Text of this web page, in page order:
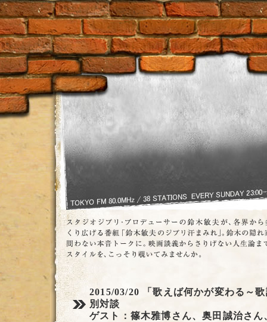
2015/03/20
「歌えば何かが変わる～
別対談
ゲスト：篠木雅博さん、奥田誠治さ